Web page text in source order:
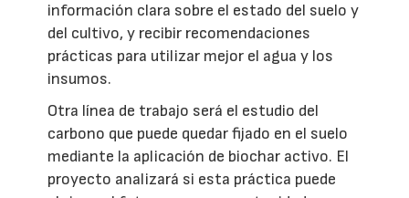
información clara sobre el estado del suelo y
del cultivo, y recibir recomendaciones
prácticas para utilizar mejor el agua y los
insumos.
Otra línea de trabajo será el estudio del
carbono que puede quedar fijado en el suelo
mediante la aplicación de biochar activo. El
proyecto analizará si esta práctica puede